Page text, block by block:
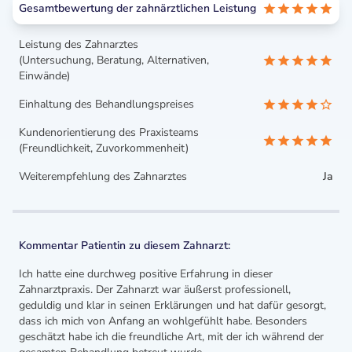
Gesamtbewertung der zahnärztlichen Leistung
Leistung des Zahnarztes
(Untersuchung, Beratung, Alternativen,
Einwände)
Einhaltung des Behandlungspreises
Kundenorientierung des Praxisteams
(Freundlichkeit, Zuvorkommenheit)
Weiterempfehlung des Zahnarztes
Ja
Kommentar Patientin zu diesem Zahnarzt:
Ich hatte eine durchweg positive Erfahrung in dieser
Zahnarztpraxis. Der Zahnarzt war äußerst professionell,
geduldig und klar in seinen Erklärungen und hat dafür gesorgt,
dass ich mich von Anfang an wohlgefühlt habe. Besonders
geschätzt habe ich die freundliche Art, mit der ich während der